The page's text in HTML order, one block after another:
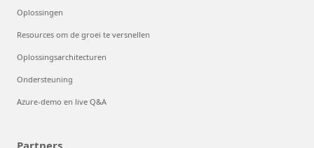
Oplossingen
Resources om de groei te versnellen
Oplossingsarchitecturen
Ondersteuning
Azure-demo en live Q&A